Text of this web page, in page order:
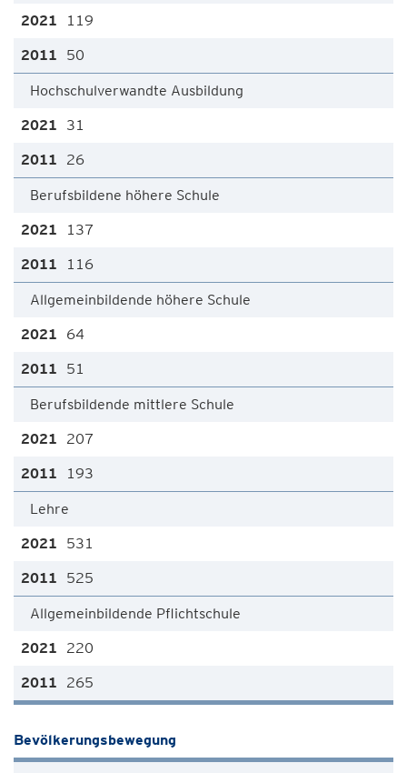
119
50
Hochschulverwandte Ausbildung
31
26
Berufsbildene höhere Schule
137
116
Allgemeinbildende höhere Schule
64
51
Berufsbildende mittlere Schule
207
193
Lehre
531
525
Allgemeinbildende Pflichtschule
220
265
Bevölkerungsbewegung